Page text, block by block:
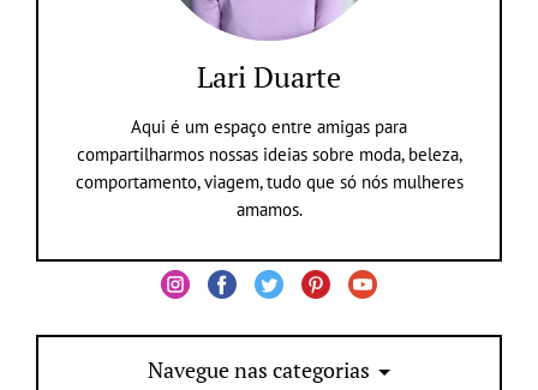
Lari Duarte
Aqui é um espaço entre amigas para
compartilharmos nossas ideias sobre moda, beleza,
comportamento, viagem, tudo que só nós mulheres
amamos.
Navegue nas categorias